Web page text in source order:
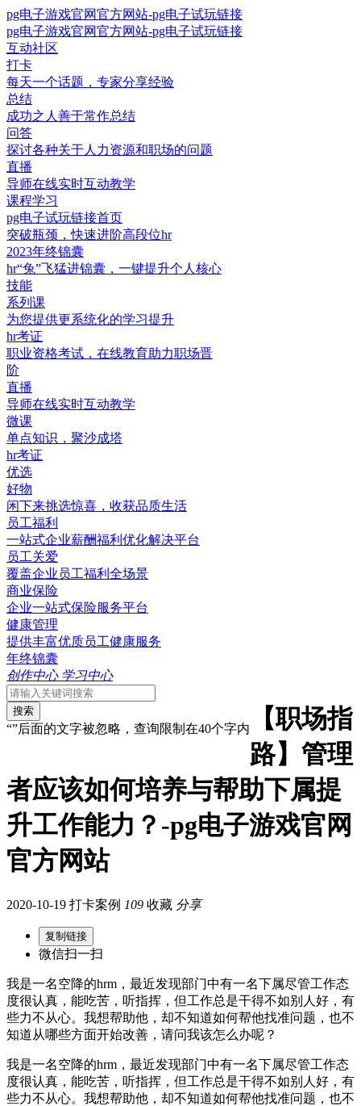
pg电子游戏官网官方网站-pg电子试玩链接
pg电子游戏官网官方网站-pg电子试玩链接
互动社区
打卡
每天一个话题，专家分享经验
总结
成功之人善于常作总结
问答
探讨各种关于人力资源和职场的问题
直播
导师在线实时互动教学
课程学习
pg电子试玩链接首页
突破瓶颈，快速进阶高段位hr
2023年终锦囊
hr“兔”飞猛进锦囊，一键提升个人核心
技能
系列课
为您提供更系统化的学习提升
hr考证
职业资格考试，在线教育助力职场晋
阶
直播
导师在线实时互动教学
微课
单点知识，聚沙成塔
hr考证
优选
好物
闲下来挑选惊喜，收获品质生活
员工福利
一站式企业薪酬福利优化解决平台
员工关爱
覆盖企业员工福利全场景
商业保险
企业一站式保险服务平台
健康管理
提供丰富优质员工健康服务
年终锦囊
创作中心 学习中心
搜索
“”后面的文字被忽略，查询限制在40个字内
【职场指
路】管理
者应该如何培养与帮助下属提
升工作能力？-pg电子游戏官网
官方网站
2020-10-19 打卡案例 109 收藏 分享
复制链接
微信扫一扫
我是一名空降的hrm，最近发现部门中有一名下属尽管工作态
度很认真，能吃苦，听指挥，但工作总是干得不如别人好，有
些力不从心。我想帮助他，却不知道如何帮他找准问题，也不
知道从哪些方面开始改善，请问我该怎么办呢？
我是一名空降的hrm，最近发现部门中有一名下属尽管工作态
度很认真，能吃苦，听指挥，但工作总是干得不如别人好，有
些力不从心。我想帮助他，却不知道如何帮他找准问题，也不